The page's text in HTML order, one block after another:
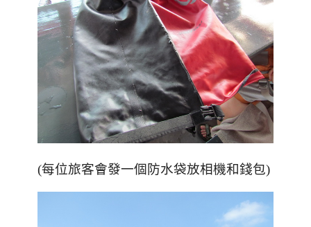
(每位旅客會發一個防水袋放相機和錢包)